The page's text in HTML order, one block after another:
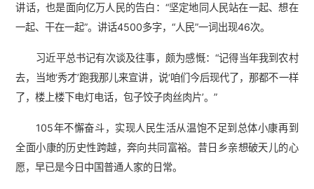
讲话，也是面向亿万人民的告白：“坚定地同人民站在一起、想在
一起、干在一起”。讲话4500多字，“人民”一词出现46次。
习近平总书记有次谈及往事，颇为感慨：“记得当年我到农村
去，当地‘秀才’跑我那儿来宣讲，说‘咱们今后现代了，那都不一样
了，楼上楼下电灯电话，包子饺子肉丝肉片’。”
105年不懈奋斗，实现人民生活从温饱不足到总体小康再到
全面小康的历史性跨越，奔向共同富裕。昔日乡亲想破天儿的心
愿，早已是今日中国普通人家的日常。